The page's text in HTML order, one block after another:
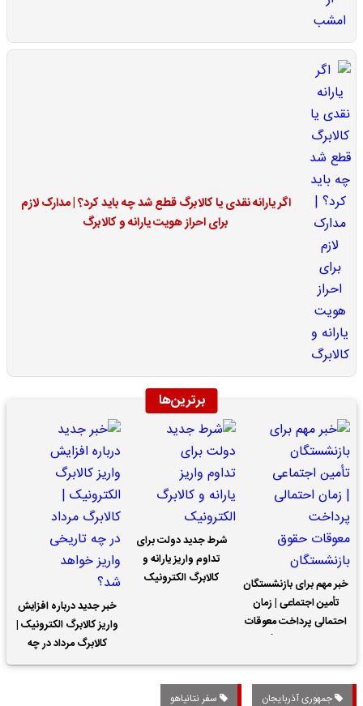
اگر یارانه نقدی یا کالابرگ قطع شد چه باید کرد؟ | مدارک لازم
برای احراز هویت یارانه و کالابرگ
برترین‌ها
خبر مهم برای بازنشستگان
تأمین اجتماعی | زمان
احتمالی پرداخت معوقات
شرط جدید دولت برای
تداوم واریز یارانه و
کالابرگ الکترونیک
خبر جدید درباره افزایش
واریز کالابرگ الکترونیک |
کالابرگ مرداد در چه
تاریخی واریز خواهد شد؟
جمهوری آذربایجان سفر نتانیاهو